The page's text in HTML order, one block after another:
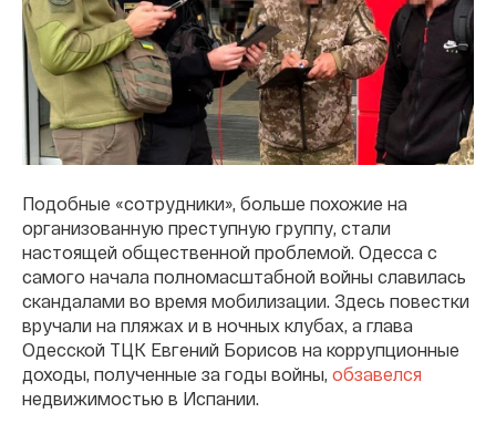
Подобные «сотрудники», больше похожие на
организованную преступную группу, стали
настоящей общественной проблемой. Одесса с
самого начала полномасштабной войны славилась
скандалами во время мобилизации. Здесь повестки
вручали на пляжах и в ночных клубах, а глава
Одесской ТЦК Евгений Борисов на коррупционные
доходы, полученные за годы войны, обзавелся
недвижимостью в Испании.